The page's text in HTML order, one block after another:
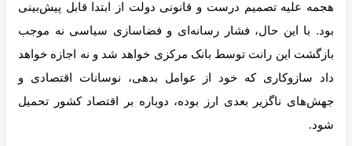
هجمه علیه تصمیم درست و قانونی دولت از ابتدا قابل پیش‌بینی
بود. با این حال، فشار رسانه‌ای و فضاسازی سیاسی نه موجب
بازگشت این رانت توسط بانک مرکزی خواهد شد و نه اجازه خواهد
داد سازوکاری که خود از عوامل بدهی، نوسانات اقتصادی و
جهش‌های ناگزیر بعدی ارز بوده، دوباره بر اقتصاد کشور تحمیل
شود.